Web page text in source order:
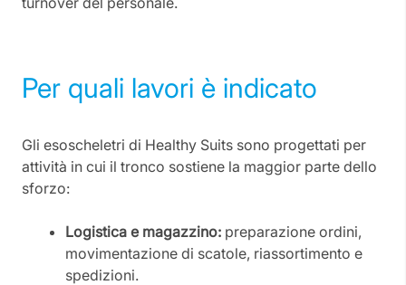
Per quali lavori è indicato
Gli esoscheletri di Healthy Suits sono progettati per
attività in cui il tronco sostiene la maggior parte dello
sforzo:
Logistica e magazzino: preparazione ordini,
movimentazione di scatole, riassortimento e
spedizioni.